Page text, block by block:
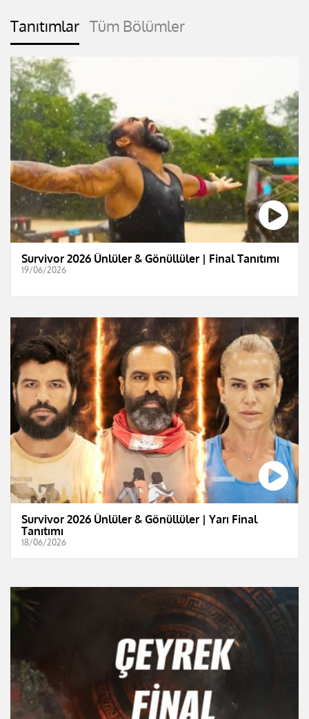
Tanıtımlar Tüm Bölümler
Survivor 2026 Ünlüler & Gönüllüler | Final Tanıtımı
19/06/2026
Survivor 2026 Ünlüler & Gönüllüler | Yarı Final
Tanıtımı
18/06/2026